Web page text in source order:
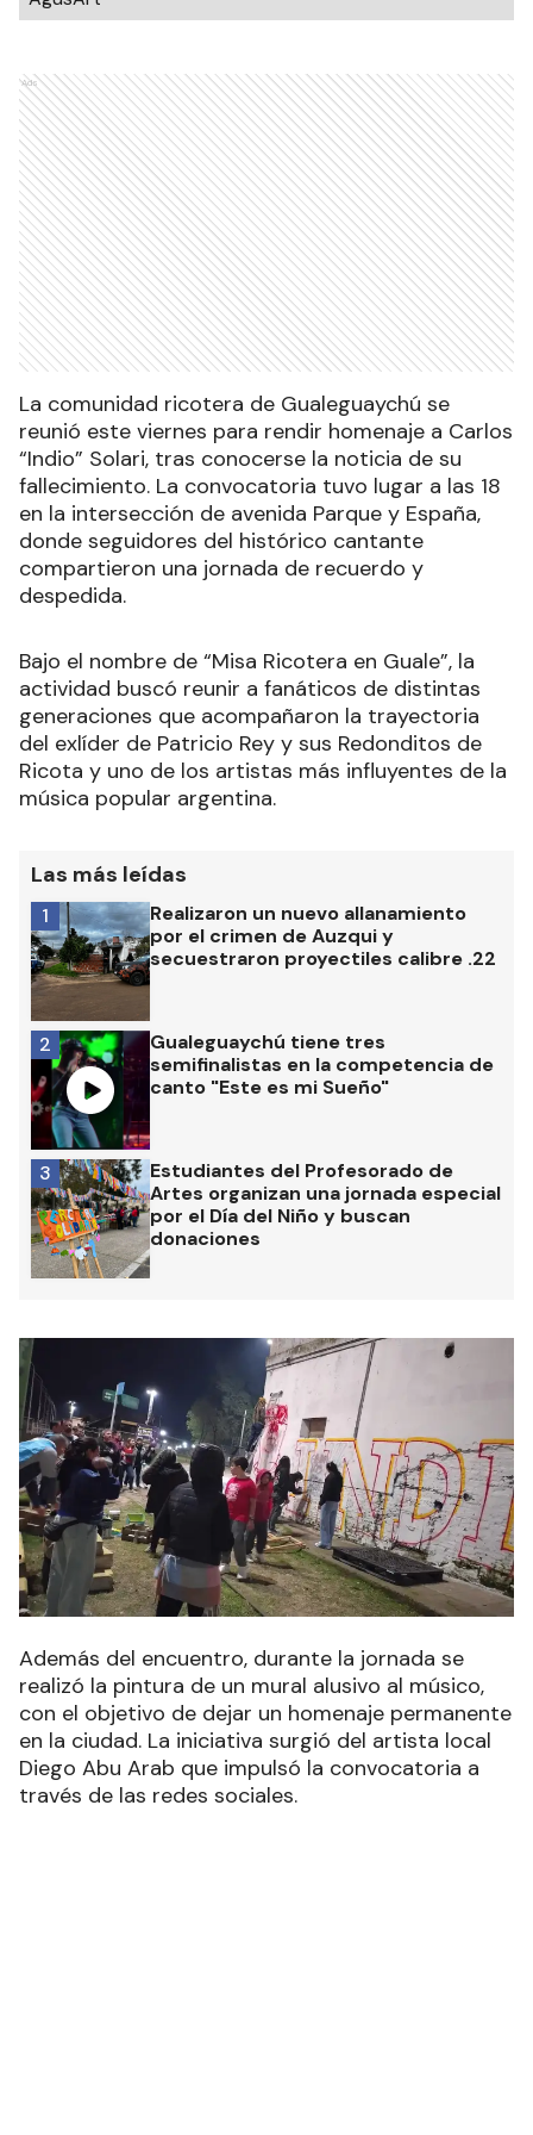
AgusArt
Ads
La comunidad ricotera de Gualeguaychú se
reunió este viernes para rendir homenaje a Carlos
“Indio” Solari, tras conocerse la noticia de su
fallecimiento. La convocatoria tuvo lugar a las 18
en la intersección de avenida Parque y España,
donde seguidores del histórico cantante
compartieron una jornada de recuerdo y
despedida.
Bajo el nombre de “Misa Ricotera en Guale”, la
del exlíder de Patricio Rey y sus Redonditos de
Ricota y uno de los artistas más influyentes de la
música popular argentina.
Las más leídas
Realizaron un nuevo allanamiento
por el crimen de Auzqui y
secuestraron proyectiles calibre .22
1
Gualeguaychú tiene tres
semifinalistas en la competencia de
canto "Este es mi Sueño"
2
Estudiantes del Profesorado de
Artes organizan una jornada especial
3